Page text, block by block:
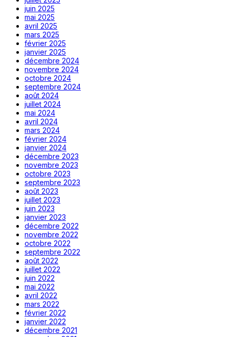
juin 2025
mai 2025
avril 2025
mars 2025
février 2025
janvier 2025
décembre 2024
novembre 2024
octobre 2024
septembre 2024
août 2024
juillet 2024
mai 2024
avril 2024
mars 2024
février 2024
janvier 2024
décembre 2023
novembre 2023
octobre 2023
septembre 2023
août 2023
juillet 2023
juin 2023
janvier 2023
décembre 2022
novembre 2022
octobre 2022
septembre 2022
août 2022
juillet 2022
juin 2022
mai 2022
avril 2022
mars 2022
février 2022
janvier 2022
décembre 2021